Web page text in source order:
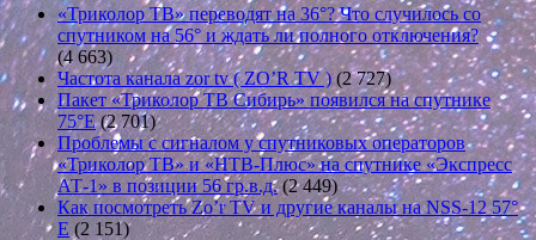
«Триколор ТВ» переводят на 36°? Что случилось со
спутником на 56° и ждать ли полного отключения?
(4 663)
Частота канала zor tv ( ZO’R TV ) (2 727)
Пакет «Триколор ТВ Сибирь» появился на спутнике
75°E (2 701)
Проблемы с сигналом у спутниковых операторов
«Триколор ТВ» и «НТВ-Плюс» на спутнике «Экспресс
АТ-1» в позиции 56 гр.в.д. (2 449)
Как посмотреть Zo’r TV и другие каналы на NSS-12 57°
E (2 151)